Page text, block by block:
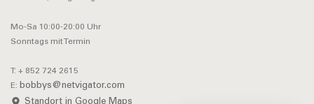
Mo-Sa 10:00-20:00 Uhr
Sonntags mit Termin
T: + 852 724 2615
E: bobbys@netvigator.com